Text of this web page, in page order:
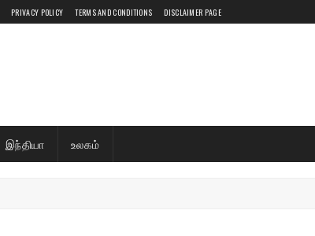
PRIVACY POLICY TERMS AND CONDITIONS DISCLAIMER PAGE
இந்தியா உலகம்